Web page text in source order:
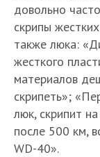
довольно
скрипы
также люка:
жесткого
материалов
скрипеть»;
люк, скрипит
после 500 км,
WD-40».